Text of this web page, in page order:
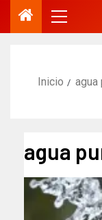
Inicio agua
agua